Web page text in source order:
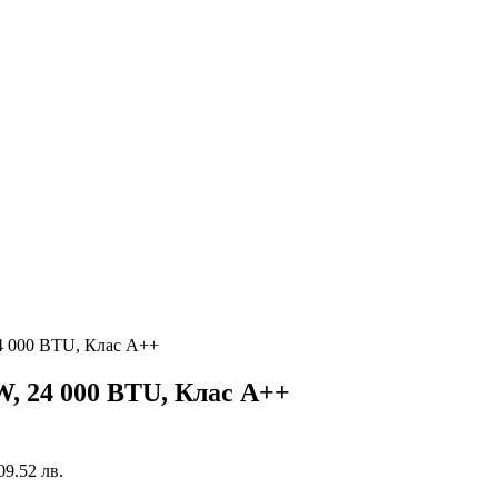
000 BTU, Клас А++
24 000 BTU, Клас А++
лв.